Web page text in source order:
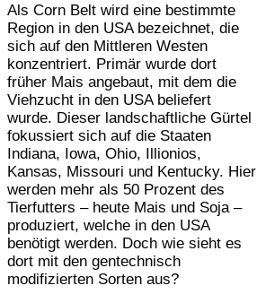
Als Corn Belt wird eine bestimmte
Region in den USA bezeichnet, die
sich auf den Mittleren Westen
konzentriert. Primär wurde dort
früher Mais angebaut, mit dem die
Viehzucht in den USA beliefert
wurde. Dieser landschaftliche Gürtel
fokussiert sich auf die Staaten
Indiana, Iowa, Ohio, Illionios,
Kansas, Missouri und Kentucky. Hier
werden mehr als 50 Prozent des
Tierfutters – heute Mais und Soja –
produziert, welche in den USA
benötigt werden. Doch wie sieht es
dort mit den gentechnisch
modifizierten Sorten aus?